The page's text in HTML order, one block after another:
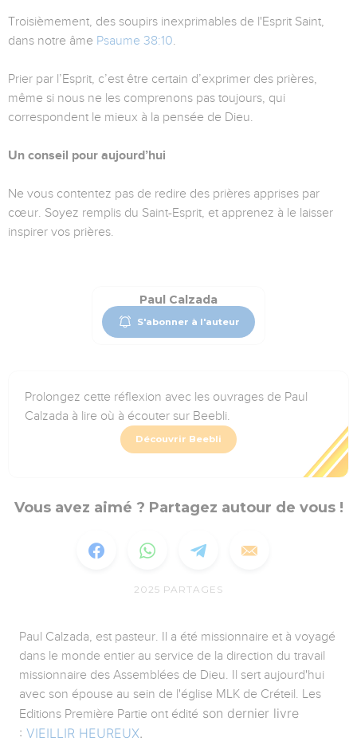
Troisièmement, des soupirs inexprimables de l'Esprit Saint,
dans notre âme Psaume 38:10.
Prier par l’Esprit, c’est être certain d’exprimer des prières,
même si nous ne les comprenons pas toujours, qui
correspondent le mieux à la pensée de Dieu.
Un conseil pour aujourd’hui
Ne vous contentez pas de redire des prières apprises par
cœur. Soyez remplis du Saint-Esprit, et apprenez à le laisser
inspirer vos prières.
Paul Calzada
S'abonner à l'auteur
Prolongez cette réflexion avec les ouvrages de Paul
Calzada à lire où à écouter sur Beebli.
Découvrir Beebli
Vous avez aimé ? Partagez autour de vous !
2025 PARTAGES
Paul Calzada, est pasteur. Il a été missionnaire et à voyagé
dans le monde entier au service de la direction du travail
missionnaire des Assemblées de Dieu. Il sert aujourd'hui
avec son épouse au sein de l'église MLK de Créteil. Les
Editions Première Partie ont édité son dernier livre
: VIEILLIR HEUREUX.